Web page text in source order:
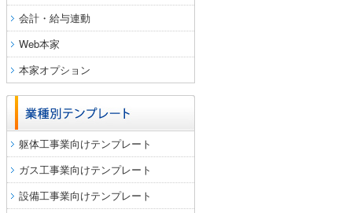
会計・給与連動
Web本家
本家オプション
躯体工事業向けテンプレート
ガス工事業向けテンプレート
設備工事業向けテンプレート